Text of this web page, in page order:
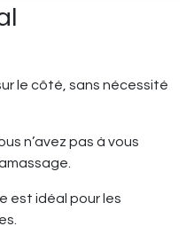
le côté, sans nécessité
n’avez pas à vous
est idéal pour les